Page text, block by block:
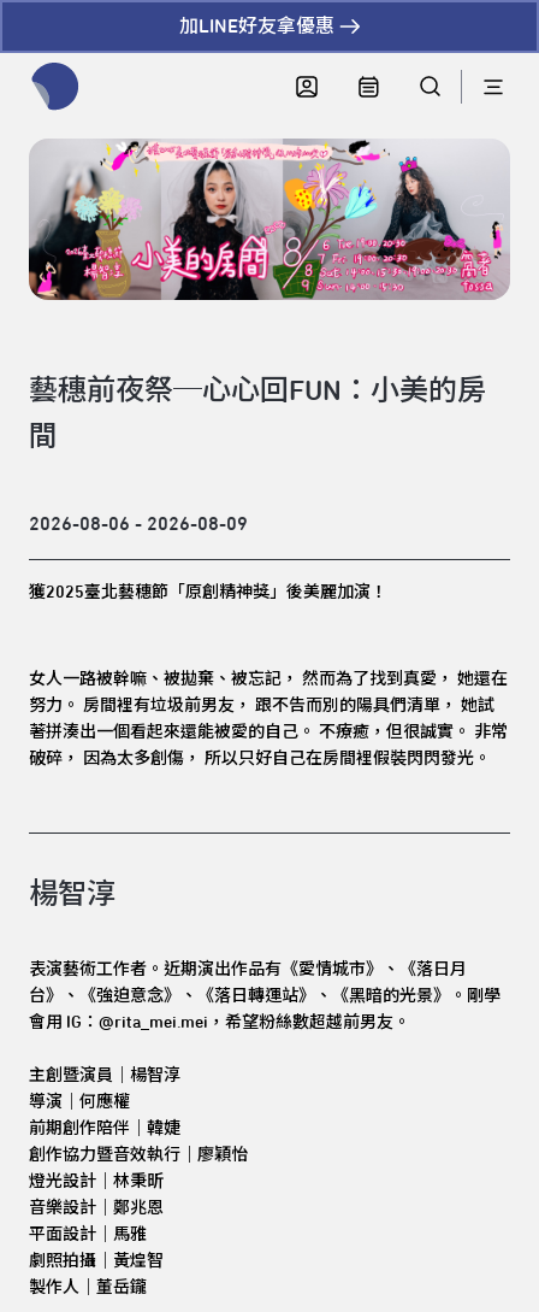
加LINE好友拿優惠
藝穗前夜祭─心心回FUN：小美的房
間
2026-08-06 - 2026-08-09
獲2025臺北藝穗節「原創精神獎」後美麗加演！
女人一路被幹嘛、被拋棄、被忘記， 然而為了找到真愛， 她還在
努力。 房間裡有垃圾前男友， 跟不告而別的陽具們清單， 她試
著拼湊出一個看起來還能被愛的自己。 不療癒，但很誠實。 非常
破碎， 因為太多創傷， 所以只好自己在房間裡假裝閃閃發光。
楊智淳
表演藝術工作者。近期演出作品有《愛情城市》、《落日月
台》、《強迫意念》、《落日轉運站》、《黑暗的光景》。剛學
會用 IG：@rita_mei.mei，希望粉絲數超越前男友。
主創暨演員｜楊智淳
導演｜ 何應權
前期創作陪伴｜韓婕
創作協力暨音效執行｜廖穎怡
燈光設計｜林秉昕
音樂設計｜鄭兆恩
平面設計｜馬雅
劇照拍攝｜黃煌智
製作人｜董岳鑨